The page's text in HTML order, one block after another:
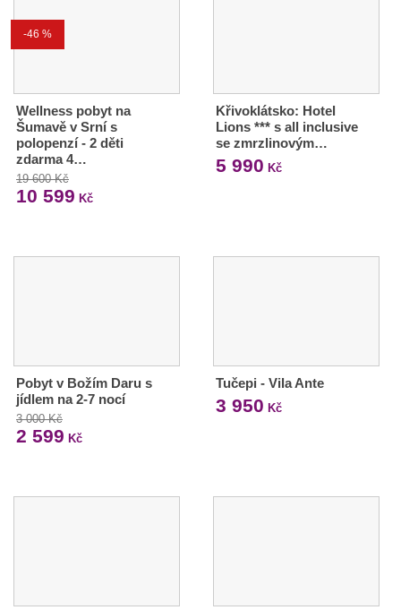
-46 %
Wellness pobyt na
Šumavě v Srní s
polopenzí - 2 děti
zdarma 4…
19 600 Kč
10 599 Kč
Křivoklátsko: Hotel
Lions *** s all inclusive
se zmrzlinovým…
5 990 Kč
Pobyt v Božím Daru s
jídlem na 2-7 nocí
3 000 Kč
2 599 Kč
Tučepi - Vila Ante
3 950 Kč